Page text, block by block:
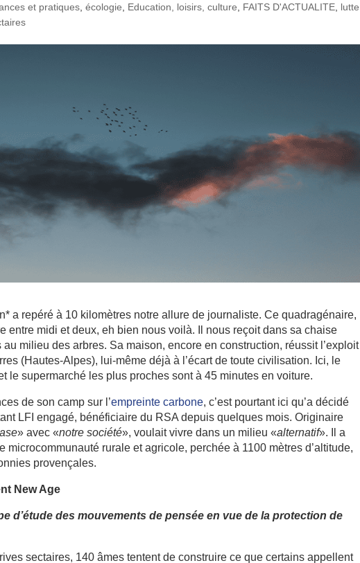
et pratiques ,écologie Education, loisirs, culture FAITS D'ACTUALITE lutte
a repéré à 10 kilomètres notre allure de journaliste. Ce quadragénaire,
entre midi et deux, eh bien nous voilà. Il nous reçoit dans sa chaise
milieu des arbres. Sa maison, encore en construction, réussit l’exploit
(Hautes-Alpes), lui-même déjà à l’écart de toute civilisation. Ici, le
le supermarché les plus proches sont à 45 minutes en voiture.
de son camp sur l’empreinte carbone, c’est pourtant ici qu’a décidé
LFI engagé, bénéficiaire du RSA depuis quelques mois. Originaire
» avec «notre société», voulait vivre dans un milieu «alternatif». Il a
microcommunauté rurale et agricole, perchée à 1100 mètres d’altitude,
provençales.
New Age
d’étude des mouvements de pensée en vue de la protection de
sectaires, 140 âmes tentent de construire ce que certains appellent